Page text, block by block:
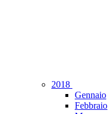
2018
Gennaio
Febbraio